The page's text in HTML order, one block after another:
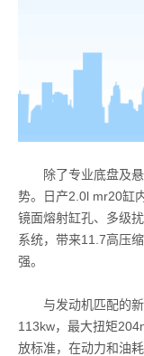
除了专业底盘及
势。日产2.0l mr20缸
镜面熔射缸孔、多级
系统，带来11.7高压
强。
与发动机匹配的
113kw，最大扭矩
放标准，在动力和油